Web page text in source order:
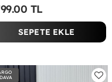
TL
SEPETE EKLE